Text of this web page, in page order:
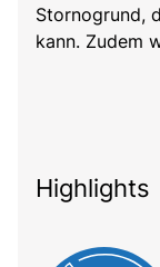
Stornogrund,
kann. Zudem
Highlights